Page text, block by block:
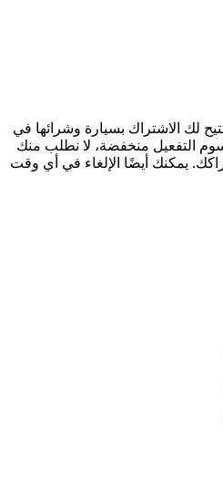
لك الاشتراك بسيارة وشرائها في
التفعيل منخفضة، لا نطلب منك
يمكنك أيضًا الإلغاء في أي وقت